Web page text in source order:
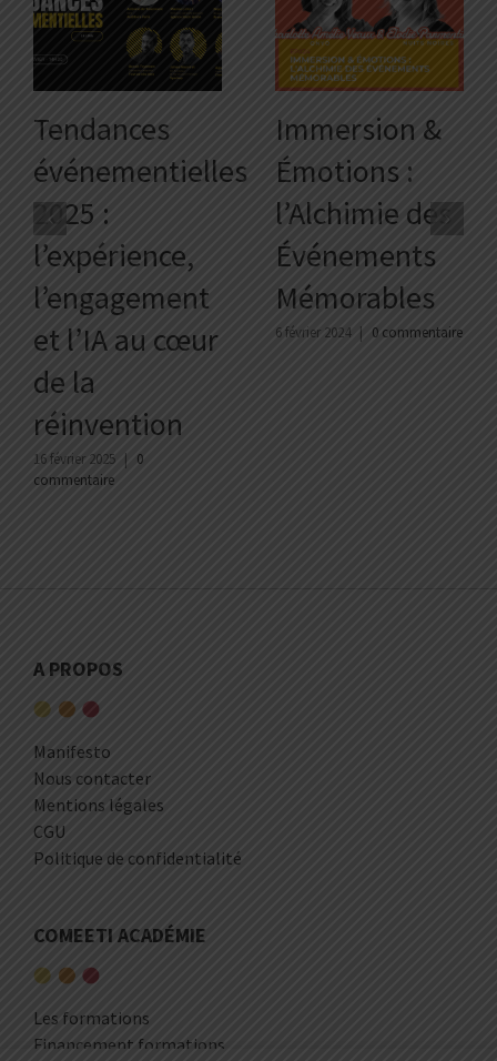
Tendances
événementielles
2025 :
l’expérience,
l’engagement
et l’IA au cœur
de la
réinvention
16 février 2025 | 0
commentaire
Immersion &
Émotions :
l’Alchimie des
Événements
Mémorables
6 février 2024 | 0 commentaire
A PROPOS
Manifesto
Nous contacter
Mentions légales
CGU
Politique de confidentialité
COMEETI ACADÉMIE
Les formations
Financement formations